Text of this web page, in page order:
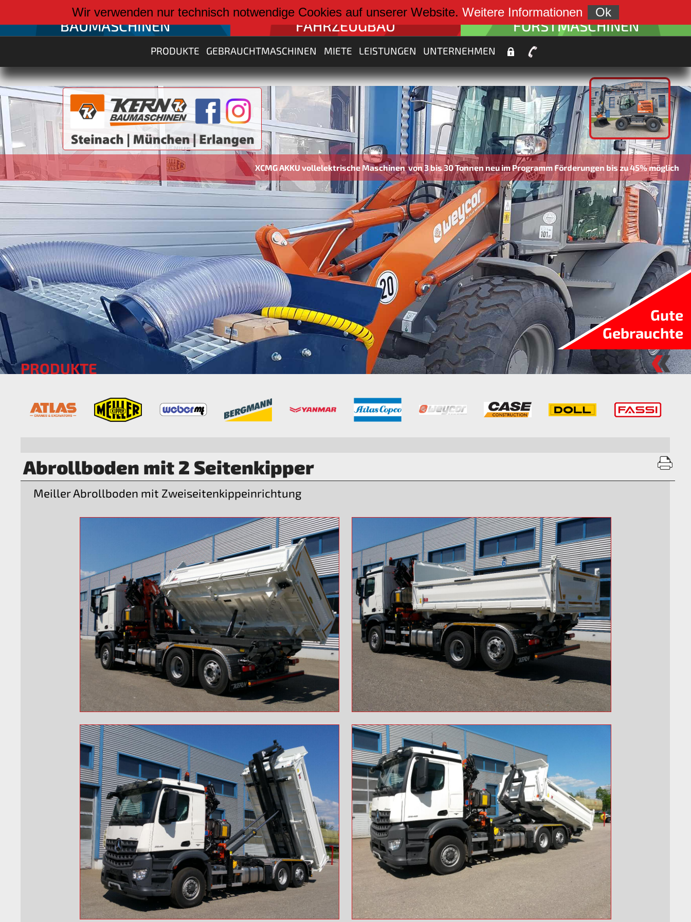
XCMG AKKU vollelektrische Maschinen von 3 bis 30 Tonnen neu im Programm Förderungen bis zu 45% möglich
weiter zu:
BAUMASCHINEN
weiter zu:
FAHRZEUGBAU
weiter zu:
FORSTMASCHINEN
PRODUKTE GEBRAUCHTMASCHINEN MIETE LEISTUNGEN UNTERNEHMEN
Gute
Gebrauchte
PRODUKTE
Abrollboden mit 2 Seitenkipper
Meiller Abrollboden mit Zweiseitenkippeinrichtung
Wir verwenden nur technisch notwendige Cookies auf unserer Website. Weitere Informationen Ok